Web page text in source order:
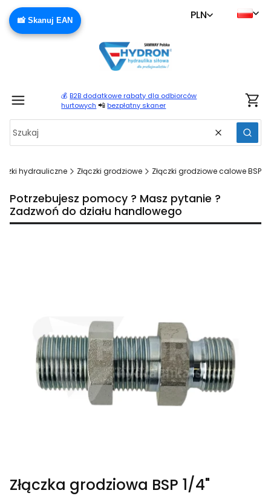
📸 Skanuj EAN PLN
💰 B2B dodatkowe rabaty dla odbiorców
hurtowych 📲 bezpłatny skaner
Wyczyść
hydrauliczne Złączki grodziowe Złączki grodziowe calowe BSP
Potrzebujesz pomocy ? Masz pytanie ?
Zadzwoń do działu handlowego
Złączka grodziowa BSP 1/4"